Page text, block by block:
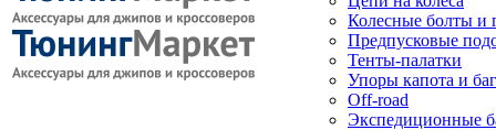
Колесные болты и
Предпусковые
Тенты-палатки
Упоры капота и
Off-road
Экспедиционные